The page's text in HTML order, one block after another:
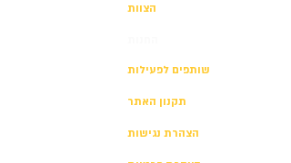
הצוות
שותפים לפעילות
תקנון האתר
הצהרת נגישות